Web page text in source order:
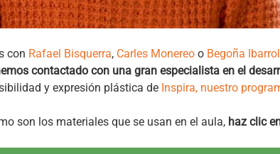
con Rafael Bisquerra, Carles Monereo o Begoña
contactado con una gran especialista en el
y expresión plástica de Inspira, nuestro
son los materiales que se usan en el aula, haz clic